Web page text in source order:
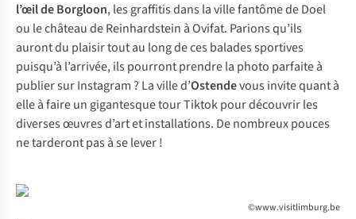
l’œilde Borgloon, les graffitis dans la ville fantôme de Doel
ou le château de Reinhardstein à Ovifat. Parions qu’ils
auront du plaisir tout au long de ces balades sportives
puisqu’à l’arrivée, ils pourront prendre la photo parfaite à
publier sur Instagram ? La ville d’Ostendevous invite quant à
elle à faire un gigantesquetour Tiktokpour découvrir les
diverses œuvres d’art et installations. De nombreux pouces
ne tarderont pas à se lever !
©www.visitlimburg.be